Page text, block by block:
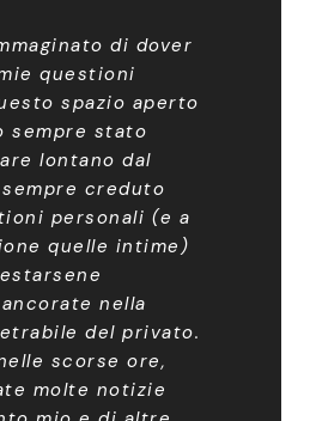
di dover
questioni
spazio aperto
sempre stato
lontano dal
creduto
personali (e a
quelle intime)
nella
del privato.
scorse ore,
molte notizie